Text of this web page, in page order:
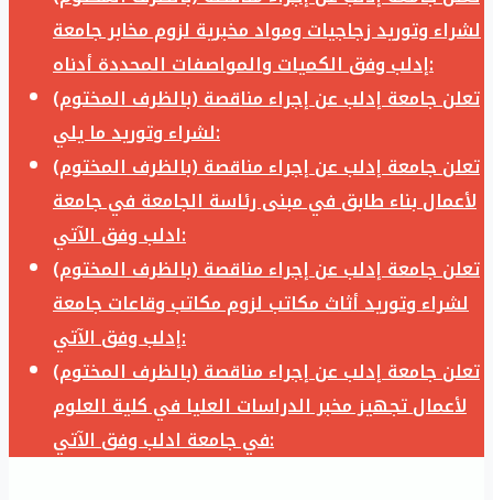
لشراء وتوريد زجاجيات ومواد مخبرية لزوم مخابر جامعة
إدلب وفق الكميات والمواصفات المحددة أدناه:
تعلن جامعة إدلب عن إجراء مناقصة (بالظرف المختوم)
لشراء وتوريد ما يلي:
تعلن جامعة إدلب عن إجراء مناقصة (بالظرف المختوم)
لأعمال بناء طابق في مبنى رئاسة الجامعة في جامعة
ادلب وفق الآتي:
تعلن جامعة إدلب عن إجراء مناقصة (بالظرف المختوم)
لشراء وتوريد أثاث مكاتب لزوم مكاتب وقاعات جامعة
إدلب وفق الآتي:
تعلن جامعة إدلب عن إجراء مناقصة (بالظرف المختوم)
لأعمال تجهيز مخبر الدراسات العليا في كلية العلوم
في جامعة ادلب وفق الآتي: